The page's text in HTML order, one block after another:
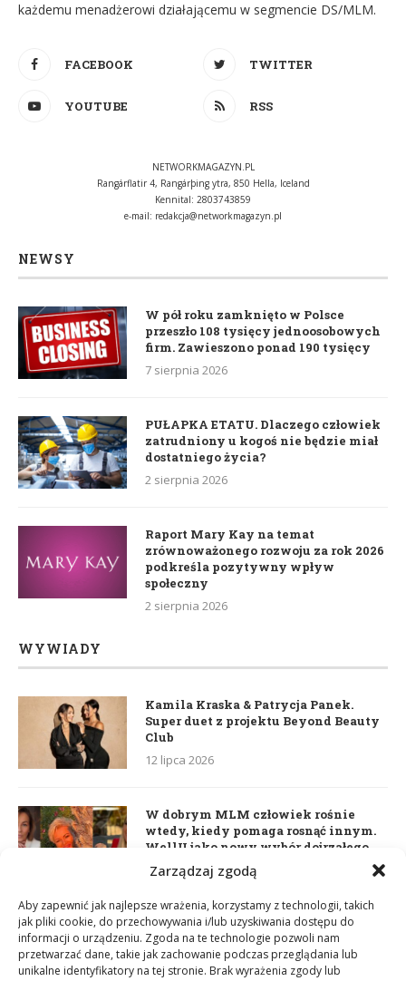
Zarządzaj zgodą
Aby zapewnić jak najlepsze wrażenia, korzystamy z technologii, takich
jak pliki cookie, do przechowywania i/lub uzyskiwania dostępu do
informacji o urządzeniu. Zgoda na te technologie pozwoli nam
przetwarzać dane, takie jak zachowanie podczas przeglądania lub
unikalne identyfikatory na tej stronie. Brak wyrażenia zgody lub
każdemu menadżerowi działającemu w segmencie DS/MLM.
FACEBOOK TWITTER
YOUTUBE RSS
NETWORKMAGAZYN.PL
Rangárflatir 4, Rangárþing ytra, 850 Hella, Iceland
Kennital: 2803743859
e-mail: redakcja@networkmagazyn.pl
NEWSY
W pół roku zamknięto w Polsce
przeszło 108 tysięcy jednoosobowych
firm. Zawieszono ponad 190 tysięcy
7 sierpnia 2026
PUŁAPKA ETATU. Dlaczego człowiek
zatrudniony u kogoś nie będzie miał
dostatniego życia?
2 sierpnia 2026
Raport Mary Kay na temat
zrównoważonego rozwoju za rok 2026
podkreśla pozytywny wpływ
społeczny
2 sierpnia 2026
WYWIADY
Kamila Kraska & Patrycja Panek.
Super duet z projektu Beyond Beauty
Club
12 lipca 2026
W dobrym MLM człowiek rośnie
wtedy, kiedy pomaga rosnąć innym.
WellU jako nowy wybór dojrzałego
lidera
Daria Dudzik. Kocham Cię
17 kwietnia 2026